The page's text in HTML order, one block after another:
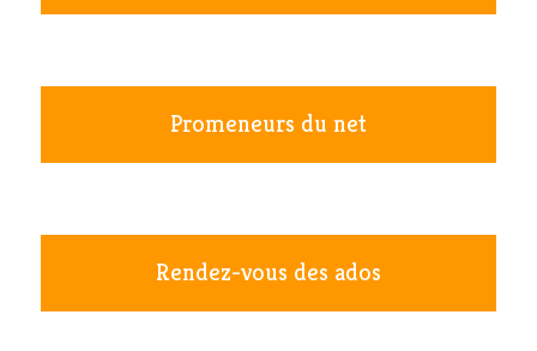
Promeneurs du net
Rendez-vous des ados